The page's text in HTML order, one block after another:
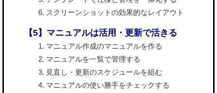
スクリーンショットの効果的なレイアウト
【5】マニュアルは活用・更新で活きる
マニュアル作成のマニュアルを作る
マニュアルを一覧で管理する
見直し・更新のスケジュールを組む
マニュアルの使い勝手をチェックする